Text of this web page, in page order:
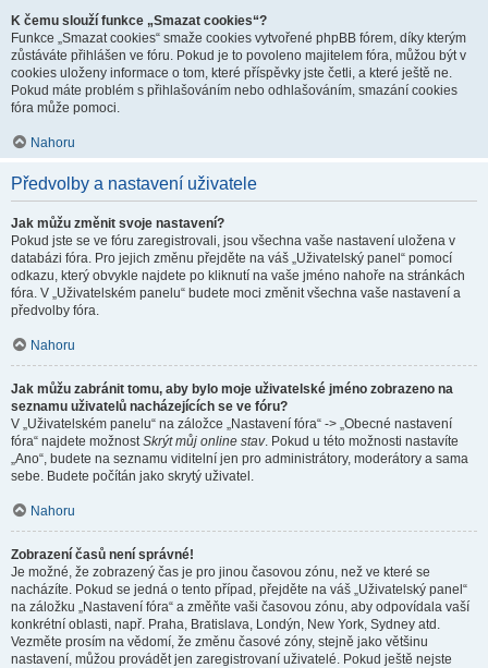
K čemu slouží funkce „Smazat cookies“?
Funkce „Smazat cookies“ smaže cookies vytvořené phpBB fórem, díky kterým
zůstáváte přihlášen ve fóru. Pokud je to povoleno majitelem fóra, můžou být v
cookies uloženy informace o tom, které příspěvky jste četli, a které ještě ne.
Pokud máte problém s přihlašováním nebo odhlašováním, smazání cookies
fóra může pomoci.
Nahoru
Předvolby a nastavení uživatele
Jak můžu změnit svoje nastavení?
Pokud jste se ve fóru zaregistrovali, jsou všechna vaše nastavení uložena v
databázi fóra. Pro jejich změnu přejděte na váš „Uživatelský panel“ pomocí
odkazu, který obvykle najdete po kliknutí na vaše jméno nahoře na stránkách
fóra. V „Uživatelském panelu“ budete moci změnit všechna vaše nastavení a
předvolby fóra.
Nahoru
Jak můžu zabránit tomu, aby bylo moje uživatelské jméno zobrazeno na
seznamu uživatelů nacházejících se ve fóru?
V „Uživatelském panelu“ na záložce „Nastavení fóra“ -> „Obecné nastavení
fóra“ najdete možnostSkrýt můj online stav. Pokud u této možnosti nastavíte
„Ano“, budete na seznamu viditelní jen pro administrátory, moderátory a sama
sebe. Budete počítán jako skrytý uživatel.
Nahoru
Zobrazení časů není správné!
Je možné, že zobrazený čas je pro jinou časovou zónu, než ve které se
nacházíte. Pokud se jedná o tento případ, přejděte na váš „Uživatelský panel“
na záložku „Nastavení fóra“ a změňte vaši časovou zónu, aby odpovídala vaší
konkrétní oblasti, např. Praha, Bratislava, Londýn, New York, Sydney atd.
Vezměte prosím na vědomí, že změnu časové zóny, stejně jako většinu
nastavení, můžou provádět jen zaregistrovaní uživatelé. Pokud ještě nejste